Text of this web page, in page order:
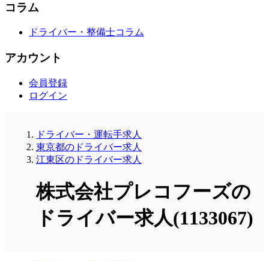
コラム
ドライバー・整備士コラム
アカウント
会員登録
ログイン
ドライバー・運転手求人
東京都のドライバー求人
江東区のドライバー求人
株式会社プレコフーズの
ドライバー求人(1133067)